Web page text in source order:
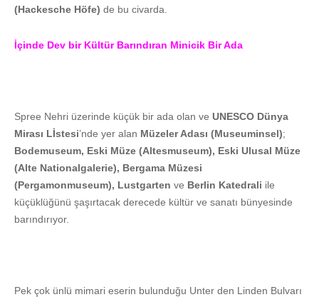
(Hackesche Höfe) de bu civarda.
İçinde Dev bir Kültür Barındıran Minicik Bir Ada
Spree Nehri üzerinde küçük bir ada olan ve UNESCO Dünya
Mirası Lİstesi’nde yer alan Müzeler Adası (Museuminsel);
Bodemuseum, Eski Müze (Altesmuseum), Eski Ulusal Müze
(Alte Nationalgalerie), Bergama Müzesi
(Pergamonmuseum), Lustgarten ve Berlin Katedrali ile
küçüklüğünü şaşırtacak derecede kültür ve sanatı bünyesinde
barındırıyor.
Pek çok ünlü mimari eserin bulunduğu Unter den Linden Bulvarı